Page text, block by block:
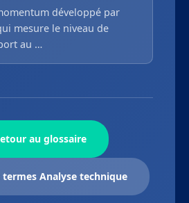
développé par
mesure le niveau de
au …
au glossaire
Analyse technique